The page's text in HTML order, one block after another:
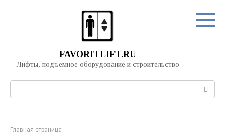
FAVORITLIFT.RU
Лифты, подъемное оборудование и строительство
Главная страница